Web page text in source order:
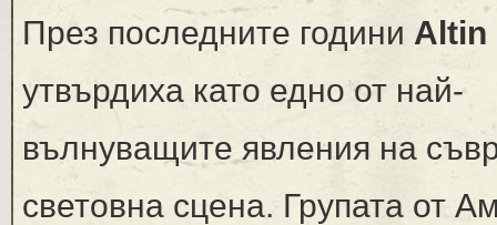
През последните години Altin
утвърдиха като едно от най-
вълнуващите явления на
световна сцена. Групата от